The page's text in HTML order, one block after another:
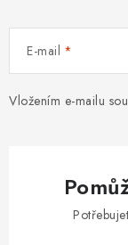
E-mail
Vložením e-mailu